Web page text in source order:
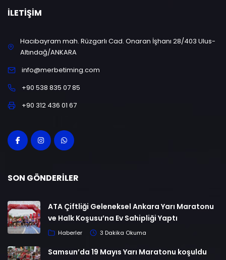
İLETIŞIM
Hacıbayram mah. Rüzgarlı Cad. Onaran İşhanı 28/403 Ulus-
Altındağ/ANKARA
info@merbetiming.com
+90 538 835 07 85
+90 312 436 01 67
SON GÖNDERILER
ATA Çiftliği Geleneksel Ankara Yarı Maratonu
ve Halk Koşusu’na Ev Sahipliği Yaptı
Haberler 3 Dakika Okuma
Samsun’da 19 Mayıs Yarı Maratonu koşuldu